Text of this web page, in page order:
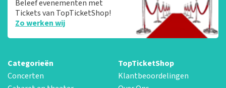
Beleef evenementen met
Tickets van TopTicketShop!
Zo werken wij
Categorieën
Concerten
TopTicketShop
Klantbeoordelingen